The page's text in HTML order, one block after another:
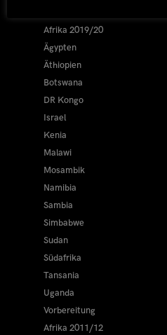
Afrika 2019/20
Ägypten
Äthiopien
Botswana
DR Kongo
Israel
Kenia
Malawi
Mosambik
Namibia
Sambia
Simbabwe
Sudan
Südafrika
Tansania
Uganda
Vorbereitung
Afrika 2011/12